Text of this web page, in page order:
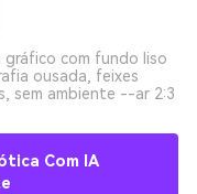
com fundo liso
ousada, feixes
sem ambiente --ar 2:3
Com IA